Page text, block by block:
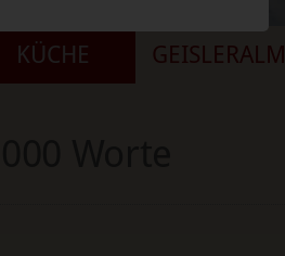
KÜCHE GEISLERALM